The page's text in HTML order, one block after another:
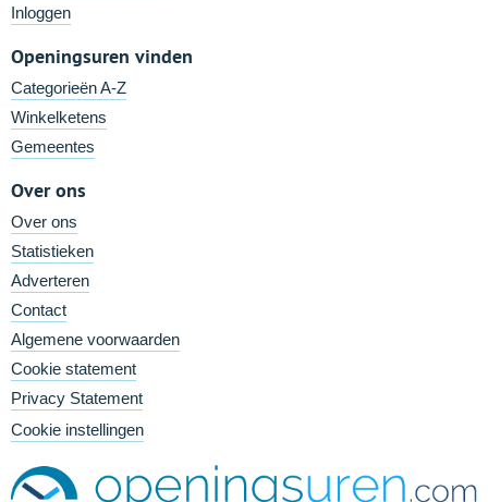
Inloggen
Openingsuren vinden
Categorieën A-Z
Winkelketens
Gemeentes
Over ons
Over ons
Statistieken
Adverteren
Contact
Algemene voorwaarden
Cookie statement
Privacy Statement
Cookie instellingen